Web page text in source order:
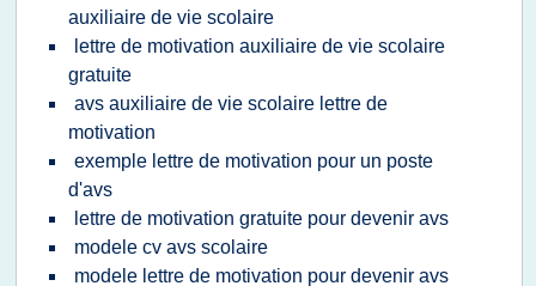
auxiliaire de vie scolaire
lettre de motivation auxiliaire de vie scolaire
gratuite
avs auxiliaire de vie scolaire lettre de
motivation
exemple lettre de motivation pour un poste
d'avs
lettre de motivation gratuite pour devenir avs
modele cv avs scolaire
modele lettre de motivation pour devenir avs